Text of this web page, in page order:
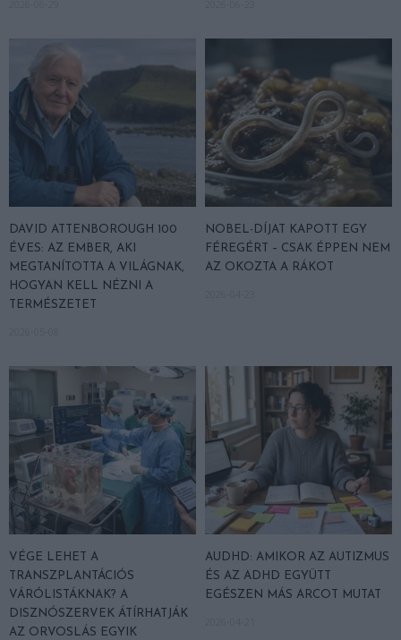
DAVID ATTENBOROUGH 100
ÉVES: AZ EMBER, AKI
MEGTANÍTOTTA A VILÁGNAK,
HOGYAN KELL NÉZNI A
TERMÉSZETET
NOBEL-DÍJAT KAPOTT EGY
FÉREGÉRT – CSAK ÉPPEN NEM
AZ OKOZTA A RÁKOT
VÉGE LEHET A
TRANSZPLANTÁCIÓS
VÁRÓLISTÁKNAK? A
DISZNÓSZERVEK ÁTÍRHATJÁK
AZ ORVOSLÁS EGYIK
AUDHD: AMIKOR AZ AUTIZMUS
ÉS AZ ADHD EGYÜTT
EGÉSZEN MÁS ARCOT MUTAT